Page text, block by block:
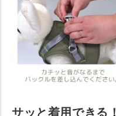
サッと着用できる！